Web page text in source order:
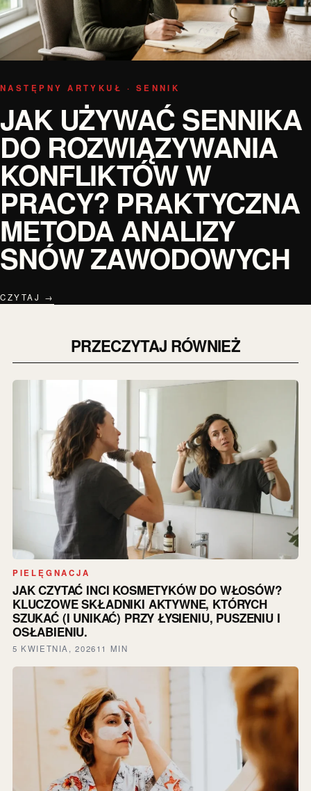
NASTĘPNY ARTYKUŁ · SENNIK
JAK UŻYWAĆ SENNIKA
DO ROZWIĄZYWANIA
KONFLIKTÓW W
PRACY? PRAKTYCZNA
METODA ANALIZY
SNÓW ZAWODOWYCH
CZYTAJ →
PRZECZYTAJ RÓWNIEŻ
PIELĘGNACJA
JAK CZYTAĆ INCI KOSMETYKÓW DO WŁOSÓW?
KLUCZOWE SKŁADNIKI AKTYWNE, KTÓRYCH
SZUKAĆ (I UNIKAĆ) PRZY ŁYSIENIU, PUSZENIU I
OSŁABIENIU.
5 KWIETNIA, 202611 MIN